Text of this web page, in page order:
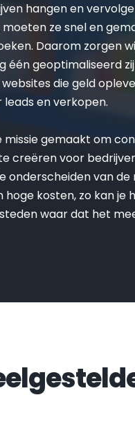
hangen en
ze snel en
Daarom zorgen
één geoptimaliseerd
die geld
en verkopen.
missie gemaakt om
creëren voor
onderscheiden van de
kosten, zo kan je
waar dat het